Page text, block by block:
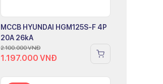
MCCB HYUNDAI HGM125S-F 4P
20A 26kA
2.100.000VNĐ
1.197.000 VNĐ